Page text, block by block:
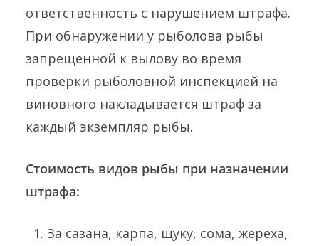
ответственность с нарушением штрафа.
При обнаружении у рыболова рыбы
запрещенной к вылову во время
проверки рыболовной инспекцией на
виновного накладывается штраф за
каждый экземпляр рыбы.
Стоимость видов рыбы при назначении
штрафа:
За сазана, карпа, щуку, сома, жереха,